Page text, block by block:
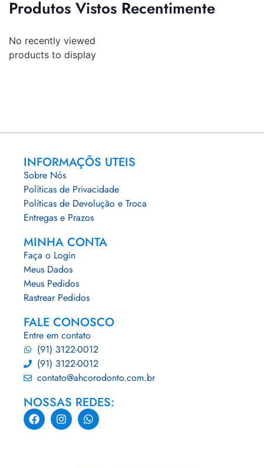
Produtos Vistos Recentimente
No recently viewed
products to display
INFORMAÇÕS UTEIS
Sobre Nós
Políticas de Privacidade
Políticas de Devolução e Troca
Entregas e Prazos
MINHA CONTA
Faça o Login
Meus Dados
Meus Pedidos
Rastrear Pedidos
FALE CONOSCO
Entre em contato
(91) 3122-0012
(91) 3122-0012
contato@ahcorodonto.com.br
NOSSAS REDES: